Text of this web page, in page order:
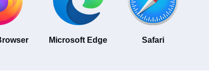
Microsoft Edge Safari